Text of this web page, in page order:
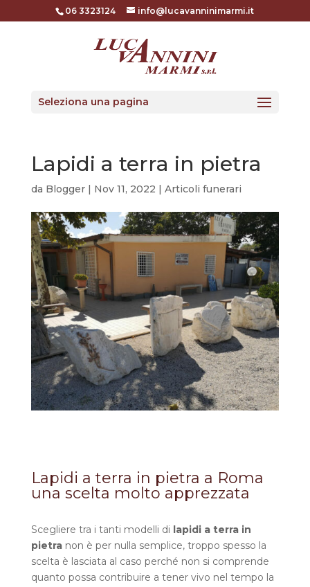
06 3323124 info@lucavanninimarmi.it
Seleziona una pagina
Lapidi a terra in pietra
da Blogger| Nov 11, 2022 | Articoli funerari
Lapidi a terra in pietra a Roma
una scelta molto apprezzata
Scegliere tra i tanti modelli di lapidi a terra in
pietranon è per nulla semplice, troppo spesso la
scelta è lasciata al caso perché non si comprende
quanto possa contribuire a tener vivo nel tempo la